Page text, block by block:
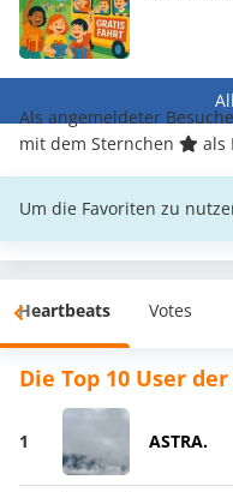
Als angemeldeter
mit dem Sternchen
als
Um die Favoriten zu
Heartbeats Votes
Die Top 10 User
1 ASTRA.